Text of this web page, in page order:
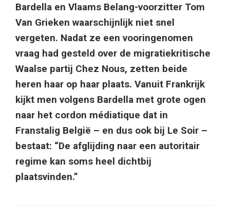
Bardella en Vlaams Belang-voorzitter Tom
Van Grieken waarschijnlijk niet snel
vergeten. Nadat ze een vooringenomen
vraag had gesteld over de migratiekritische
Waalse partij Chez Nous, zetten beide
heren haar op haar plaats. Vanuit Frankrijk
kijkt men volgens Bardella met grote ogen
naar het cordon médiatique dat in
Franstalig België – en dus ook bij Le Soir –
bestaat: “De afglijding naar een autoritair
regime kan soms heel dichtbij
plaatsvinden.”